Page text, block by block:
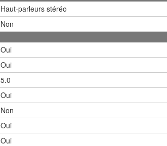
Haut-parleurs stéréo
Non
Oui
Oui
5.0
Oui
Non
Oui
Oui